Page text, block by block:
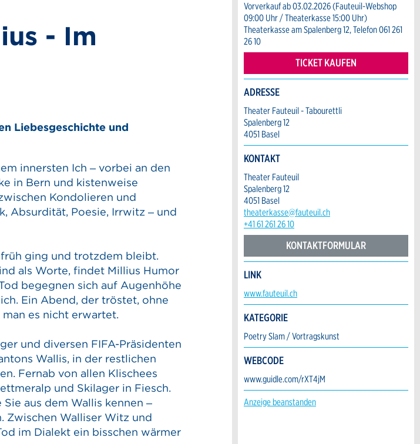
- Im
Liebesgeschichte und
innersten Ich – vorbei an den
in Bern und kistenweise
Kondolieren und
Absurdität, Poesie, Irrwitz – und
ging und trotzdem bleibt.
als Worte, findet Millius Humor
begegnen sich auf Augenhöhe
Ein Abend, der tröstet, ohne
es nicht erwartet.
und diversen FIFA-Präsidenten
Wallis, in der restlichen
Fernab von allen Klischees
und Skilager in Fiesch.
aus dem Wallis kennen –
Zwischen Walliser Witz und
im Dialekt ein bisschen wärmer
Vorverkauf ab 03.02.2026 (Fauteuil-Webshop
09:00 Uhr / Theaterkasse 15:00 Uhr)
Theaterkasse am Spalenberg 12, Telefon 061 261
26 10
TICKET KAUFEN
ADRESSE
Theater Fauteuil - Tabourettli
Spalenberg 12
4051 Basel
KONTAKT
Theater Fauteuil
Spalenberg 12
4051 Basel
theaterkasse@fauteuil.ch
+41 61 261 26 10
KONTAKTFORMULAR
LINK
www.fauteuil.ch
KATEGORIE
Poetry Slam / Vortragskunst
WEBCODE
www.guidle.com/rXT4jM
Anzeige beanstanden